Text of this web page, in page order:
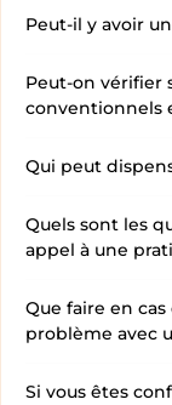
Peut-il y avoir
Peut-on vérifier
conventionnels
Qui peut
Quels sont les
appel à une
Que faire en
problème avec
Si vous êtes